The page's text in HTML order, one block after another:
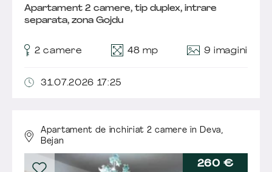
Apartament 2 camere, tip duplex, intrare
separata, zona Gojdu
2 camere 48 mp 9 imagini
31.07.2026 17:25
Apartament de închiriat 2 camere în Deva,
Bejan
260 €